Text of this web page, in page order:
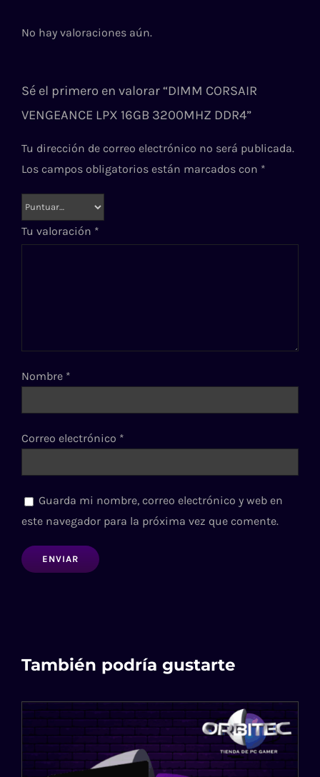
No hay valoraciones aún.
Sé el primero en valorar “DIMM CORSAIR
VENGEANCE LPX 16GB 3200MHZ DDR4”
Tu dirección de correo electrónico no será publicada.
Los campos obligatorios están marcados con *
Tu valoración *
Nombre *
Correo electrónico *
Guarda mi nombre, correo electrónico y web en
este navegador para la próxima vez que comente.
También podría gustarte